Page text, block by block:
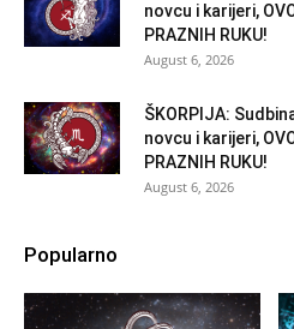
novcu i karijeri,
PRAZNIH RUKU!
August 6, 2026
ŠKORPIJA:
novcu i karijeri,
PRAZNIH RUKU!
August 6, 2026
Popularno